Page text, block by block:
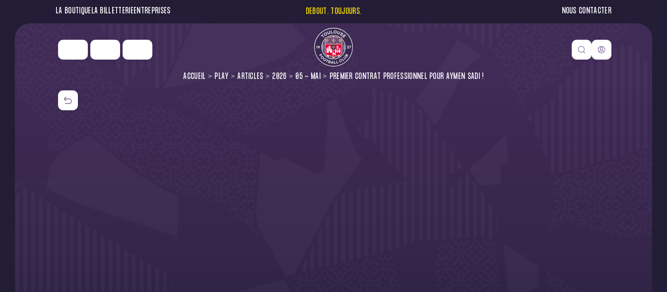
LA BOUTIQUELA BILLETTERIEENTREPRISES DEBOUT. TOUJOURS. NOUS CONTACTER
ACCUEIL PLAY ARTICLES 2026 05 - MAI PREMIER CONTRAT PROFESSIONNEL POUR AYMEN SADI !